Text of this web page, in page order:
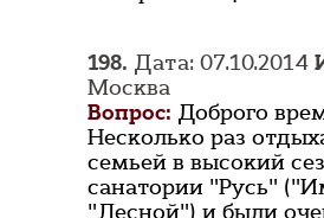
198. Дата: 07.10.2014
Москва
Вопрос: Доброго
Несколько раз
семьей в высокий
санатории "Русь"
"Лесной") и были